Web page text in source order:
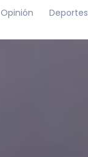
Opinión Deportes